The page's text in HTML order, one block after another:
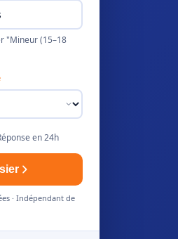
"Mineur (15–18
en 24h
· Indépendant de